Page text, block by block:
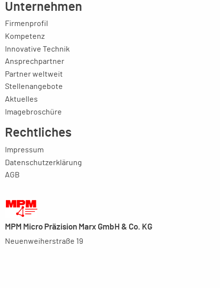
Unternehmen
Firmenprofil
Kompetenz
Innovative Technik
Ansprechpartner
Partner weltweit
Stellenangebote
Aktuelles
Imagebroschüre
Rechtliches
Impressum
Datenschutzerklärung
AGB
MPM Micro Präzision Marx GmbH & Co. KG
Neuenweiherstraße 19